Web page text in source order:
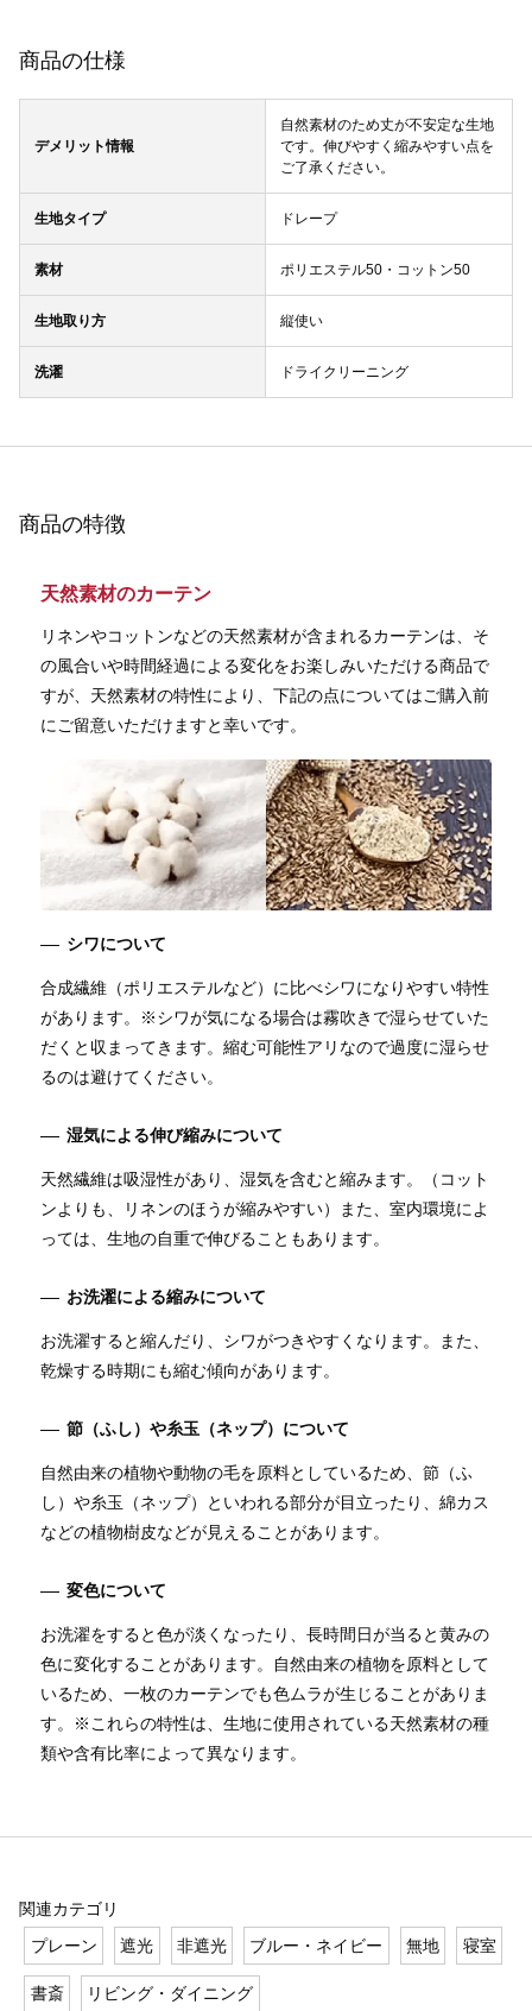
商品の仕様
デメリット情報
自然素材のため丈が不安定な生地
です。伸びやすく縮みやすい点を
ご了承ください。
生地タイプ ドレープ
素材 ポリエステル50・コットン50
生地取り方 縦使い
洗濯 ドライクリーニング
商品の特徴
天然素材のカーテン
リネンやコットンなどの天然素材が含まれるカーテンは、そ
の風合いや時間経過による変化をお楽しみいただける商品で
すが、天然素材の特性により、下記の点についてはご購入前
にご留意いただけますと幸いです。
シワについて
合成繊維（ポリエステルなど）に比べシワになりやすい特性
があります。※シワが気になる場合は霧吹きで湿らせていた
だくと収まってきます。縮む可能性アリなので過度に湿らせ
るのは避けてください。
湿気による伸び縮みについて
天然繊維は吸湿性があり、湿気を含むと縮みます。（コット
ンよりも、リネンのほうが縮みやすい）また、室内環境によ
っては、生地の自重で伸びることもあります。
お洗濯による縮みについて
お洗濯すると縮んだり、シワがつきやすくなります。また、
乾燥する時期にも縮む傾向があります。
節（ふし）や糸玉（ネップ）について
自然由来の植物や動物の毛を原料としているため、節（ふ
し）や糸玉（ネップ）といわれる部分が目立ったり、綿カス
などの植物樹皮などが見えることがあります。
変色について
お洗濯をすると色が淡くなったり、長時間日が当ると黄みの
色に変化することがあります。自然由来の植物を原料として
いるため、一枚のカーテンでも色ムラが生じることがありま
す。※これらの特性は、生地に使用されている天然素材の種
類や含有比率によって異なります。
関連カテゴリ
プレーン
遮光 非遮光 ブルー・ネイビー 無地 寝室
書斎 リビング・ダイニング